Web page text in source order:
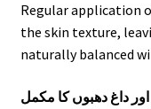
Regular application
the skin texture,
naturally balanced
اور داغ دھبوں کا مکمل